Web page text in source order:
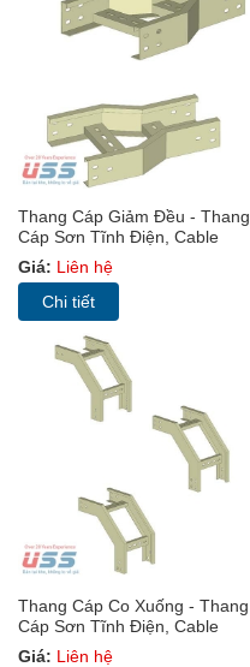
Thang Cáp Giảm Đều - Thang
Cáp Sơn Tĩnh Điện, Cable
Ladder (TC)
Giá: Liên hệ
Chi tiết
Thang Cáp Co Xuống - Thang
Cáp Sơn Tĩnh Điện, Cable
Ladder (TC)
Giá: Liên hệ